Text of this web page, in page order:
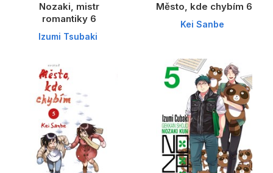
Nozaki, mistr
romantiky 6
Izumi Tsubaki
Město, kde chybím 6
Kei Sanbe